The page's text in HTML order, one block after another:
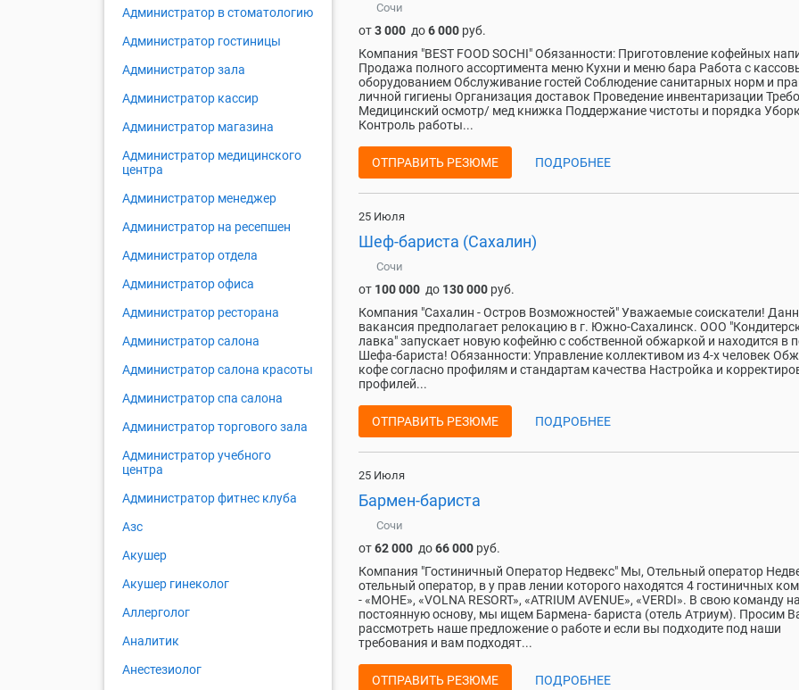
Сочи
от3 000 до6 000 руб.
Компания "BEST FOOD SOCHI" Обязанности: Приготовление кофейных
Продажа полного ассортимента меню Кухни и меню бара Работа с
оборудованием Обслуживание гостей Соблюдение санитарных норм и
личной гигиены Организация доставок Проведение инвентаризации
Медицинский осмотр/ мед книжка Поддержание чистоты и порядка
Контроль работы...
ОТПРАВИТЬ РЕЗЮМЕ ПОДРОБНЕЕ
25 Июля
Шеф-бариста (Сахалин)
Сочи
от 100 000 до 130 000 руб.
Компания "Сахалин - Остров Возможностей" Уважаемые соискатели!
вакансия предполагает релокацию в г. Южно-Сахалинск. ООО
лавка" запускает новую кофейню с собственной обжаркой и находится в
Шефа-бариста! Обязанности: Управление коллективом из 4-х человек
кофе согласно профилям и стандартам качества Настройка и
профилей...
ОТПРАВИТЬ РЕЗЮМЕ ПОДРОБНЕЕ
25 Июля
Бармен-бариста
Сочи
от62 000 до66 000 руб.
Компания "Гостиничный Оператор Недвекс" Мы, Отельный оператор
отельный оператор, в у прав лении которого находятся 4 гостиничных
- «МОНЕ», «VOLNA RESORT», «ATRIUM AVENUE», «VERDI». В свою команду на
постоянную основу, мы ищем Бармена- бариста (отель Атриум). Просим
рассмотреть наше предложение о работе и если вы подходите под наши
требования и вам подходят...
ОТПРАВИТЬ РЕЗЮМЕ ПОДРОБНЕЕ
Администратор в стоматологию
Администратор гостиницы
Администратор зала
Администратор кассир
Администратор магазина
Администратор медицинского
центра
Администратор менеджер
Администратор на ресепшен
Администратор отдела
Администратор офиса
Администратор ресторана
Администратор салона
Администратор салона красоты
Администратор спа салона
Администратор торгового зала
Администратор учебного
центра
Администратор фитнес клуба
Азс
Акушер
Акушер гинеколог
Аллерголог
Аналитик
Анестезиолог